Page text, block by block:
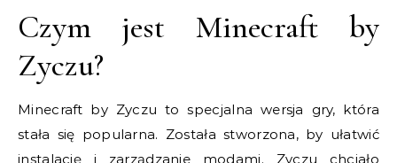
Czym jest Minecraft by
Zyczu?
Minecraft by Zyczu to specjalna wersja gry, która
stała się popularna. Została stworzona, by ułatwić
instalację i zarządzanie modami. Zyczu chciało